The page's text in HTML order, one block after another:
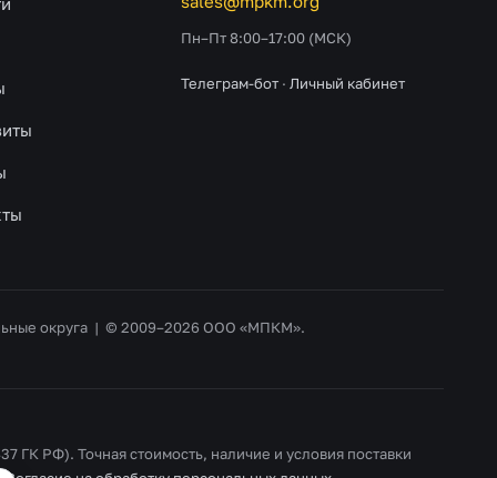
Пн–Пт 8:00–17:00 (МСК)
Телеграм-бот · Личный кабинет
округа | © 2009–2026 ООО «МПКМ».
ГК РФ). Точная стоимость, наличие и условия поставки